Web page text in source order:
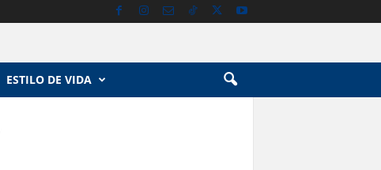
ESTILO DE VIDA